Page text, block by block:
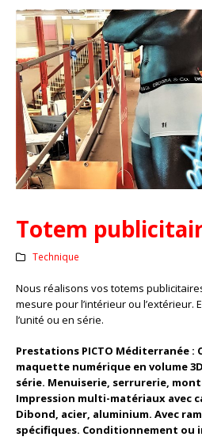
Totem
Technique
Nous réalisons vos totems
mesure pour l’intérieur ou l’extérieur.
l’unité ou en série.
Prestations PICTO Méditerranée :
maquette numérique en volume
série. Menuiserie, serrurerie,
Impression multi-matériaux avec
Dibond, acier, aluminium. Avec
spécifiques. Conditionnement ou